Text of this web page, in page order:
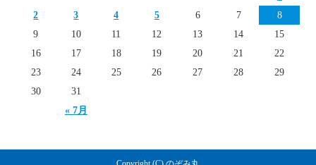
« 7月
2
3 4 5 6 7
8
9
10 11 12 13 14
15
16
17 18 19 20 21
22
23
24 25 26 27 28
29
30
31